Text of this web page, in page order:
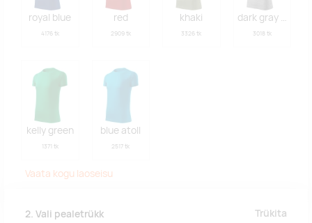
royal blue
4176 tk
red
2909 tk
khaki
3326 tk
dark gray
3018 tk
kelly green
1371 tk
blue atoll
2517 tk
Vaata kogu laoseisu
2. Vali pealetrükk Trükita